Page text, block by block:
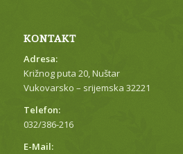
KONTAKT
Adresa:
Križnog puta 20, Nuštar
Vukovarsko – srijemska 32221
Telefon:
032/386-216
E-Mail: